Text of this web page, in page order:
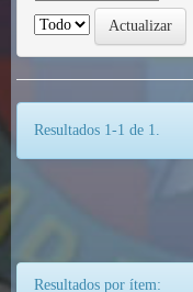
Resultados 1-1 de 1.
Resultados por ítem: